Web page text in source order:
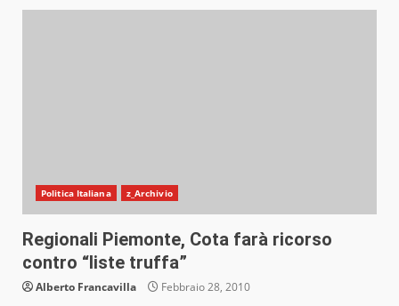
Politica Italiana z_Archivio
Regionali Piemonte, Cota farà ricorso
contro “liste truffa”
Alberto Francavilla Febbraio 28, 2010